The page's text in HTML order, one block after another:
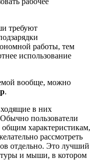
требуют
работы, тем
использование
вообще, можно
.
в них
пользователи
характеристикам,
рассмотреть
отдельно. Это лучший
и мыши, в котором